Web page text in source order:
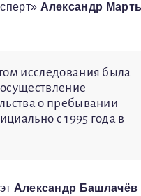
Александр
исследования была
о пребывании
с 1995 года в
Александр Башлачёв